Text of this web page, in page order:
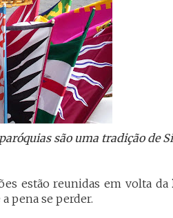
são uma tradição de
estão reunidas em volta da
pena se perder.